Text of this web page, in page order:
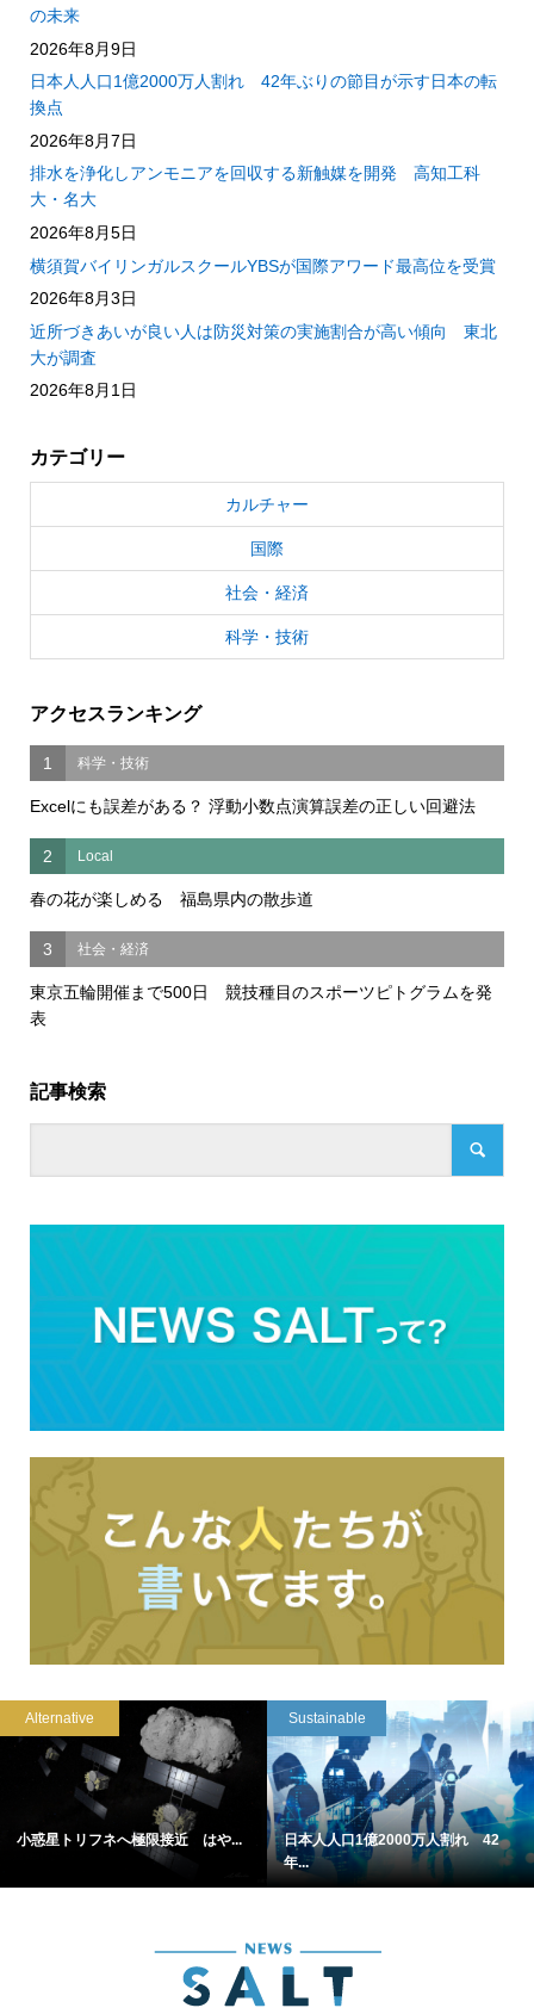
の未来
2026年8月9日
日本人人口1億2000万人割れ 42年ぶりの節目が示す日本の転
換点
2026年8月7日
排水を浄化しアンモニアを回収する新触媒を開発 高知工科
大・名大
2026年8月5日
横須賀バイリンガルスクールYBSが国際アワード最高位を受賞
2026年8月3日
近所づきあいが良い人は防災対策の実施割合が高い傾向 東北
大が調査
2026年8月1日
カテゴリー
カルチャー
国際
社会・経済
科学・技術
アクセスランキング
1 科学・技術
Excelにも誤差がある？ 浮動小数点演算誤差の正しい回避法
2 Local
春の花が楽しめる 福島県内の散歩道
3 社会・経済
東京五輪開催まで500日 競技種目のスポーツピトグラムを発
表
記事検索
Alternative
小惑星トリフネへ極限接近 はや...
Sustainable
日本人人口1億2000万人割れ 42
年...